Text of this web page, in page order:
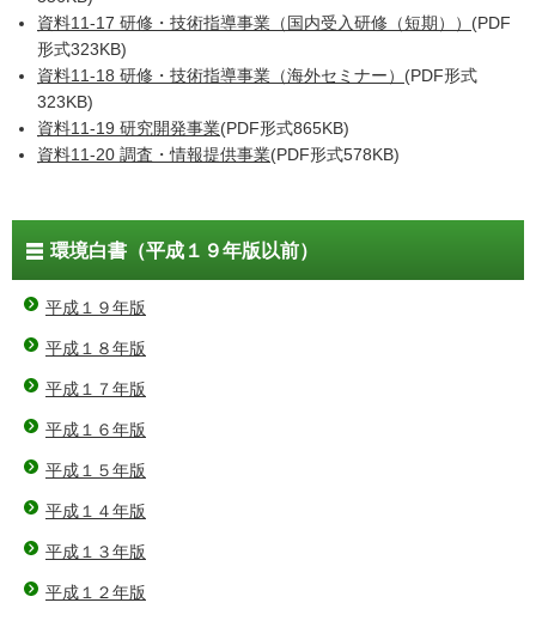
資料11-17 研修・技術指導事業（国内受入研修（短期）） (PDF
形式323KB)
資料11-18 研修・技術指導事業（海外セミナー） (PDF形式
323KB)
資料11-19 研究開発事業(PDF形式865KB)
資料11-20 調査・情報提供事業(PDF形式578KB)
環境白書（平成１９年版以前）
平成１９年版
平成１８年版
平成１７年版
平成１６年版
平成１５年版
平成１４年版
平成１３年版
平成１２年版